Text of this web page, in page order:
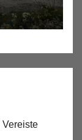
Vereiste